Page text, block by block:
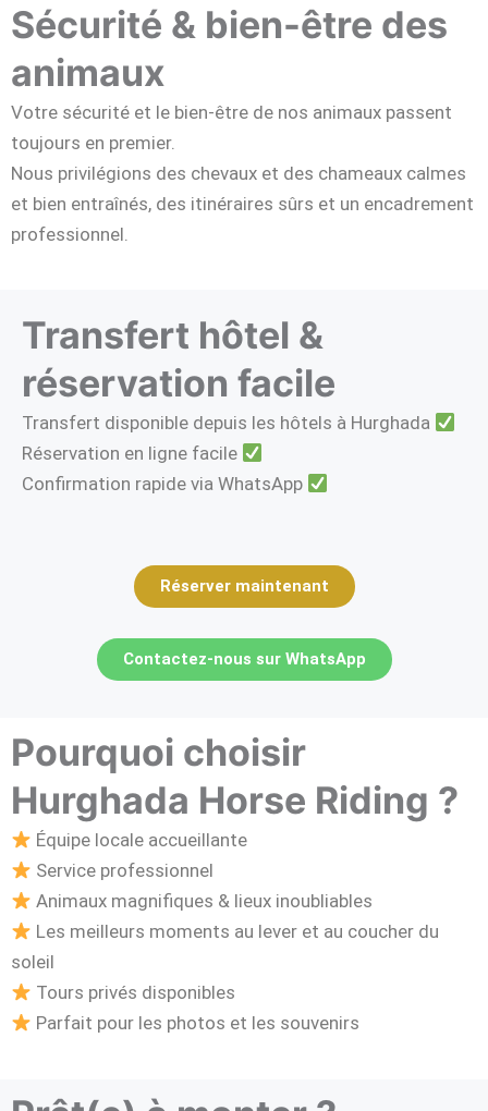
Sécurité & bien-être des
animaux
Votre sécurité et le bien-être de nos animaux passent
toujours en premier.
Nous privilégions des chevaux et des chameaux calmes
et bien entraînés, des itinéraires sûrs et un encadrement
professionnel.
Transfert hôtel &
réservation facile
Transfert disponible depuis les hôtels à Hurghada
Réservation en ligne facile
Confirmation rapide via WhatsApp
Réserver maintenant
Contactez-nous sur WhatsApp
Pourquoi choisir
Hurghada Horse Riding ?
Équipe locale accueillante
Service professionnel
Animaux magnifiques & lieux inoubliables
Les meilleurs moments au lever et au coucher du
soleil
Tours privés disponibles
Parfait pour les photos et les souvenirs